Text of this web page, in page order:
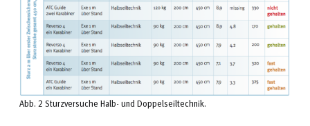
Abb. 2 Sturzversuche Halb- und Doppelseiltechnik.